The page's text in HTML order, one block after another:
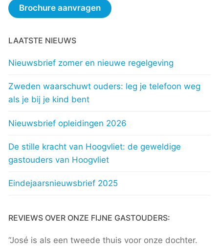
Brochure aanvragen
LAATSTE NIEUWS
Nieuwsbrief zomer en nieuwe regelgeving
Zweden waarschuwt ouders: leg je telefoon weg
als je bij je kind bent
Nieuwsbrief opleidingen 2026
De stille kracht van Hoogvliet: de geweldige
gastouders van Hoogvliet
Eindejaarsnieuwsbrief 2025
REVIEWS OVER ONZE FIJNE GASTOUDERS:
“José is als een tweede thuis voor onze dochter.